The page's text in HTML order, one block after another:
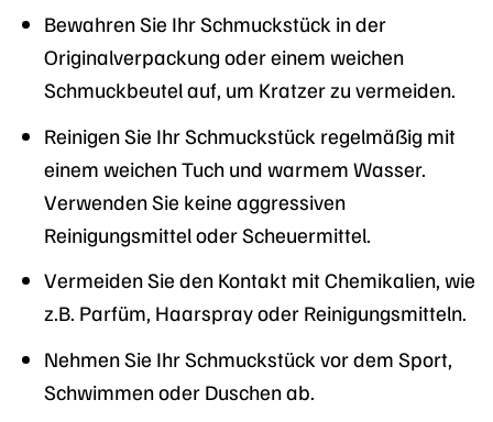
Bewahren Sie Ihr Schmuckstück in der
Originalverpackung oder einem weichen
Schmuckbeutel auf, um Kratzer zu vermeiden.
Reinigen Sie Ihr Schmuckstück regelmäßig mit
einem weichen Tuch und warmem Wasser.
Verwenden Sie keine aggressiven
Reinigungsmittel oder Scheuermittel.
Vermeiden Sie den Kontakt mit Chemikalien, wie
z.B. Parfüm, Haarspray oder Reinigungsmitteln.
Nehmen Sie Ihr Schmuckstück vor dem Sport,
Schwimmen oder Duschen ab.